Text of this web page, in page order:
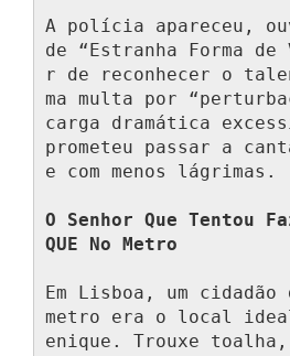
A polícia apareceu,
de “Estranha Forma
r de reconhecer o
ma multa por
carga dramática
prometeu passar a
e com menos lágrimas.
O Senhor Que Tentou
QUE No Metro
Em Lisboa, um
metro era o local
enique. Trouxe toalha,